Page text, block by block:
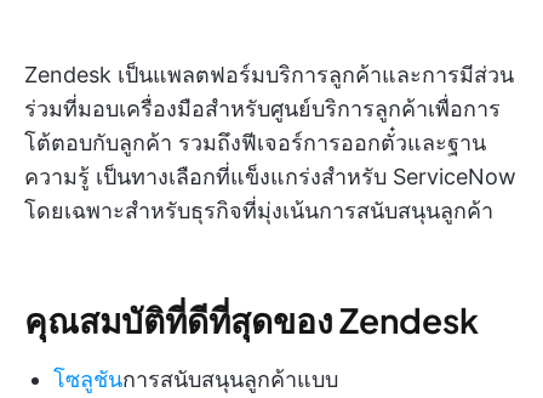
Zendesk เป็นแพลตฟอร์มบริการลูกค้าและการมีส่วน
ร่วมที่มอบเครื่องมือสำหรับศูนย์บริการลูกค้าเพื่อการ
โต้ตอบกับลูกค้า รวมถึงฟีเจอร์การออกตั๋วและฐาน
ความรู้ เป็นทางเลือกที่แข็งแกร่งสำหรับ ServiceNow
โดยเฉพาะสำหรับธุรกิจที่มุ่งเน้นการสนับสนุนลูกค้า
คุณสมบัติที่ดีที่สุดของ Zendesk
โซลูชันการสนับสนุนลูกค้าแบบ